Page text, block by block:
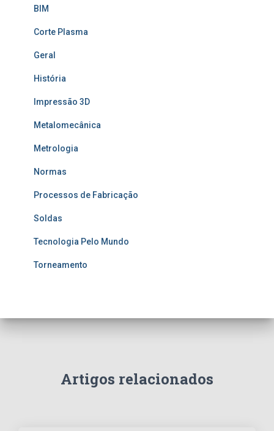
BIM
Corte Plasma
Geral
História
Impressão 3D
Metalomecânica
Metrologia
Normas
Processos de Fabricação
Soldas
Tecnologia Pelo Mundo
Torneamento
Artigos relacionados